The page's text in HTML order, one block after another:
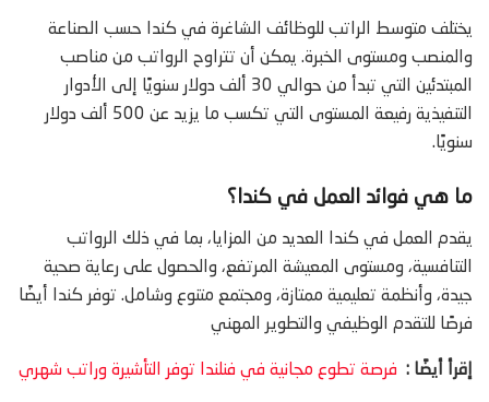
يختلف متوسط ​​الراتب للوظائف الشاغرة في كندا حسب الصناعة
والمنصب ومستوى الخبرة. يمكن أن تتراوح الرواتب من مناصب
المبتدئين التي تبدأ من حوالي 30 ألف دولار سنويًا إلى الأدوار
التنفيذية رفيعة المستوى التي تكسب ما يزيد عن 500 ألف دولار
سنويًا.
ما هي فوائد العمل في كندا؟
يقدم العمل في كندا العديد من المزايا، بما في ذلك الرواتب
التنافسية، ومستوى المعيشة المرتفع، والحصول على رعاية صحية
جيدة، وأنظمة تعليمية ممتازة، ومجتمع متنوع وشامل. توفر كندا أيضًا
فرصًا للتقدم الوظيفي والتطوير المهني
إقرأ أيضًا : فرصة تطوع مجانية في فنلندا توفر التأشيرة وراتب شهري